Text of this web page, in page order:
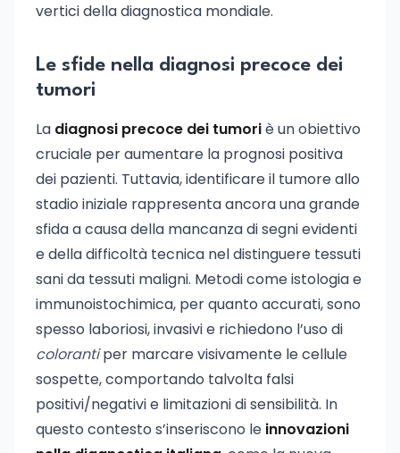
vertici della diagnostica mondiale.
Le sfide nella diagnosi precoce dei
tumori
La diagnosi precoce dei tumoriè un obiettivo
cruciale per aumentare la prognosi positiva
dei pazienti. Tuttavia, identificare il tumore allo
stadio iniziale rappresenta ancora una grande
sfida a causa della mancanza di segni evidenti
e della difficoltà tecnica nel distinguere tessuti
sani da tessuti maligni. Metodi come istologia e
immunoistochimica, per quanto accurati, sono
spesso laboriosi, invasivi e richiedono l’uso di
colorantiper marcare visivamente le cellule
sospette, comportando talvolta falsi
positivi/negativi e limitazioni di sensibilità. In
questo contesto s’inseriscono le innovazioni